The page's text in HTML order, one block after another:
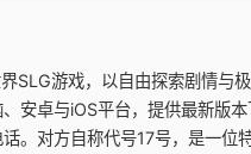
SLG游戏，以自由探索剧情与
安卓与iOS平台，提供最新版
。对方自称代号17号，是一